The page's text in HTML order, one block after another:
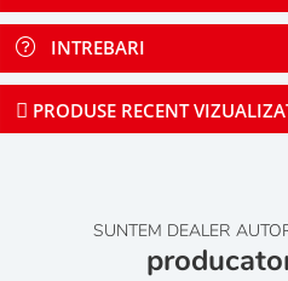
INTREBARI
PRODUSE RECENT
SUNTEM DEALER